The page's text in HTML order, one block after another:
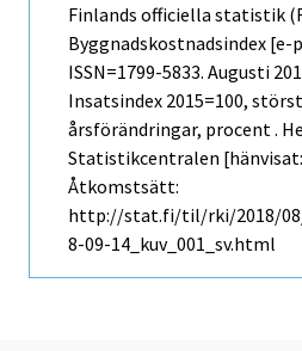
Finlands officiella statistik
Byggnadskostnadsindex
ISSN=1799-5833. Augusti
Insatsindex 2015=100,
årsförändringar, procent .
Statistikcentralen [hänvisat:
Åtkomstsätt:
http://stat.fi/til/rki/2018/08/
8-09-14_kuv_001_sv.html